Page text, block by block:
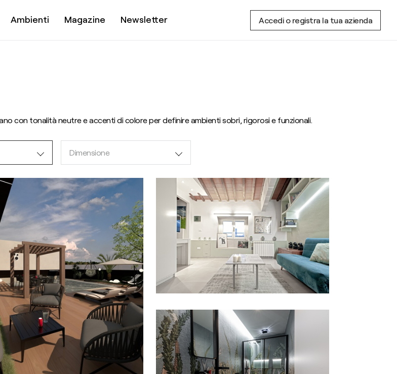
Ambienti Magazine Newsletter Accedi o registra la tua azienda
con tonalità neutre e accenti di colore per definire ambienti sobri, rigorosi e funzionali.
Dimensione